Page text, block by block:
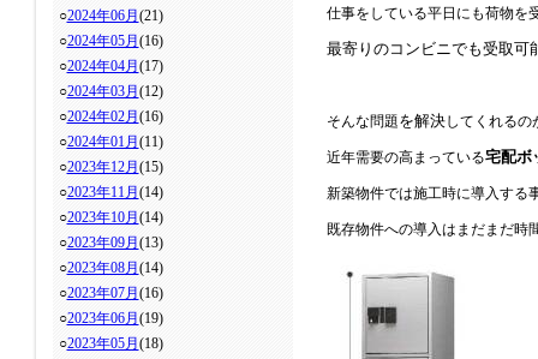
○2024年06月 (21)
○2024年05月 (16)
○2024年04月 (17)
○2024年03月 (12)
○2024年02月 (16)
○2024年01月 (11)
○2023年12月 (15)
○2023年11月 (14)
○2023年10月 (14)
○2023年09月 (13)
○2023年08月 (14)
○2023年07月 (16)
○2023年06月 (19)
○2023年05月 (18)
仕事をしている平日にも荷物を
最寄りのコンビニでも受取可
そんな問題を解決してくれるの
近年需要の高まっている宅配ボ
新築物件では施工時に導入する
既存物件への導入はまだまだ時